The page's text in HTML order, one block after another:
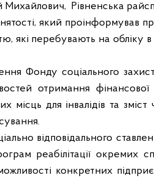
Михайлович, Рівненська
який проінформував
які перебувають на обліку
Фонду соціального
отримання фінансової
для інвалідів та
відповідального
реабілітації окремих
конкретних